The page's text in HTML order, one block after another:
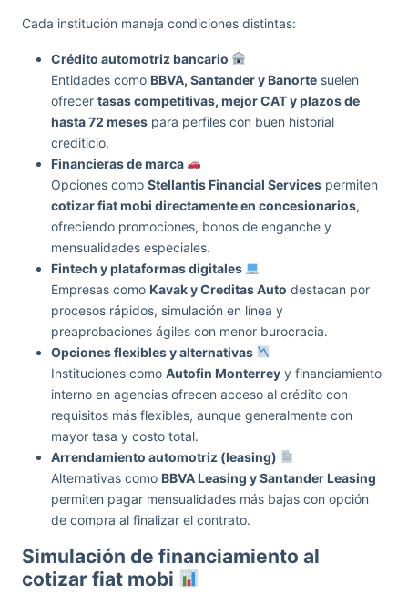
Cada institución maneja condiciones distintas:
Crédito automotriz bancario
Entidades como BBVA, Santander y Banorte suelen
ofrecer tasas competitivas, mejor CAT y plazos de
hasta 72 meses para perfiles con buen historial
crediticio.
Financieras de marca
Opciones como Stellantis Financial Services permiten
cotizar fiat mobi directamente en concesionarios,
ofreciendo promociones, bonos de enganche y
mensualidades especiales.
Fintech y plataformas digitales
Empresas como Kavak y Creditas Auto destacan por
procesos rápidos, simulación en línea y
preaprobaciones ágiles con menor burocracia.
Opciones flexibles y alternativas
Instituciones como Autofin Monterrey y financiamiento
interno en agencias ofrecen acceso al crédito con
requisitos más flexibles, aunque generalmente con
mayor tasa y costo total.
Arrendamiento automotriz (leasing)
Alternativas como BBVA Leasing y Santander Leasing
permiten pagar mensualidades más bajas con opción
de compra al finalizar el contrato.
Simulación de financiamiento al
cotizar fiat mobi